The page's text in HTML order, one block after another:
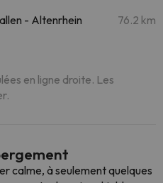
- Altenrhein
76.2 km
en ligne droite. Les
calme, à seulement quelques